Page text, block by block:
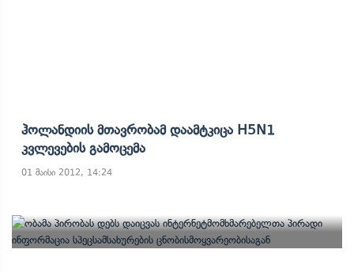
Ჰოლანდიის Მთავრობამ Დაამტკიცა H5N1
Კვლევების Გამოცემა
01 მაისი 2012, 14:24